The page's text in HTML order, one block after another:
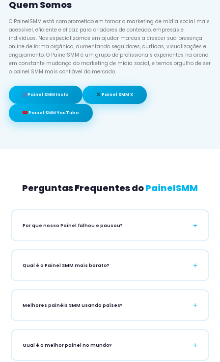
Quem Somos
O PainelSMM está comprometido em tornar o marketing de mídia social mais
acessível, eficiente e eficaz para criadores de conteúdo, empresas e
indivíduos. Nos especializamos em ajudar marcas a crescer sua presença
online de forma orgânica, aumentando seguidores, curtidas, visualizações e
engajamento. O PainelSMM é um grupo de profissionais experientes na arena
em constante mudança do marketing de mídia social, e temos orgulho de ser
o painel SMM mais confiável do mercado.
Painel SMM Insta Painel SMM X
Painel SMM YouTube
Perguntas Frequentes doPainelSMM
Por que nosso Painel falhou e pausou?
possível.
Qual é o Painel SMM mais barato?
Melhores painéis SMM usando países?
Qual é o melhor painel no mundo?